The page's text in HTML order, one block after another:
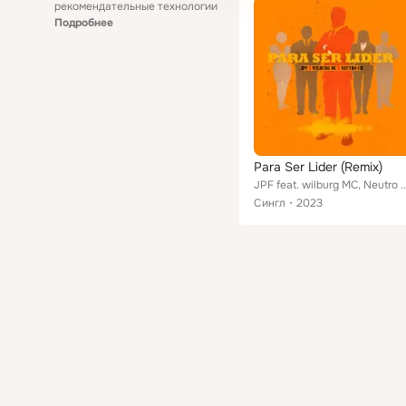
рекомендательные технологии
Подробнее
Para Ser Lider (Remix)
JPF feat.
Сингл
2023